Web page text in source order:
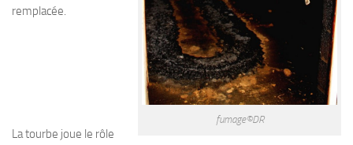
fumage©DR
remplacée.
La tourbe joue le rôle